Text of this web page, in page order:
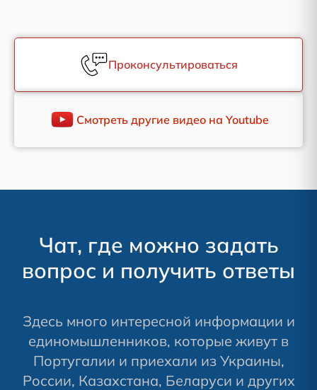
Проконсультироваться
Смотреть другие видео на Youtube
Чат, где можно задать
вопрос и получить ответы
Здесь много интересной информации и
единомышленников, которые живут в
Португалии и приехали из Украины,
России, Казахстана, Беларуси и других